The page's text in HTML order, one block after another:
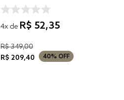
4x de R$ 52,35
R$349,00
R$ 209,40 40% OFF